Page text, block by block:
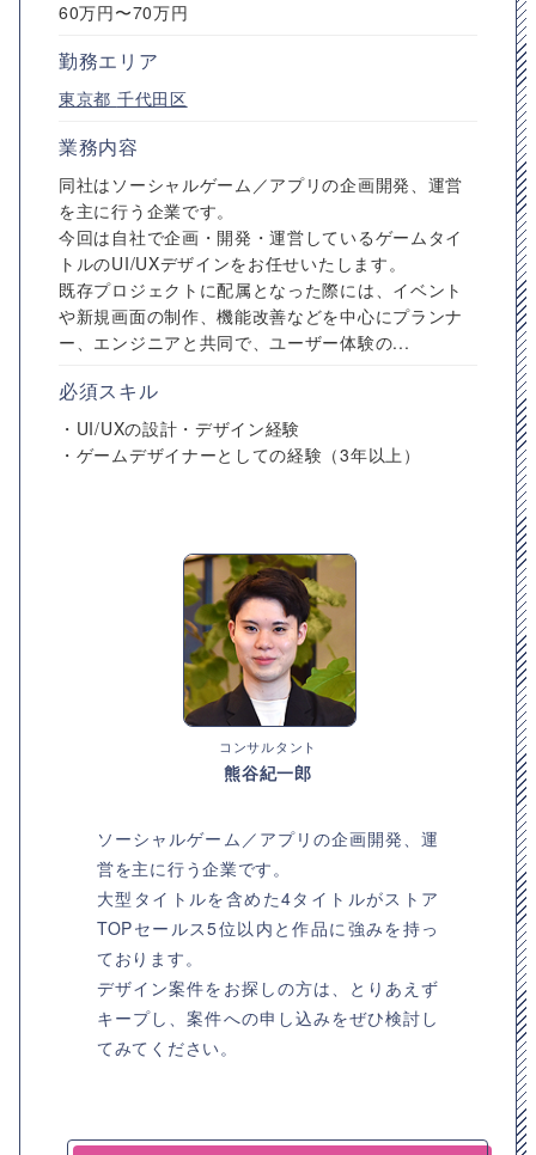
60万円〜70万円
勤務エリア
東京都 千代田区
業務内容
同社はソーシャルゲーム／アプリの企画開発、運営
を主に行う企業です。
今回は自社で企画・開発・運営しているゲームタイ
トルのUI/UXデザインをお任せいたします。
既存プロジェクトに配属となった際には、イベント
や新規画面の制作、機能改善などを中心にプランナ
ー、エンジニアと共同で、ユーザー体験の...
必須スキル
・UI/UXの設計・デザイン経験
・ゲームデザイナーとしての経験（3年以上）
コンサルタント
熊谷紀一郎
ソーシャルゲーム／アプリの企画開発、運
営を主に行う企業です。
大型タイトルを含めた4タイトルがストア
TOPセールス5位以内と作品に強みを持っ
ております。
デザイン案件をお探しの方は、とりあえず
キープし、案件への申し込みをぜひ検討し
てみてください。